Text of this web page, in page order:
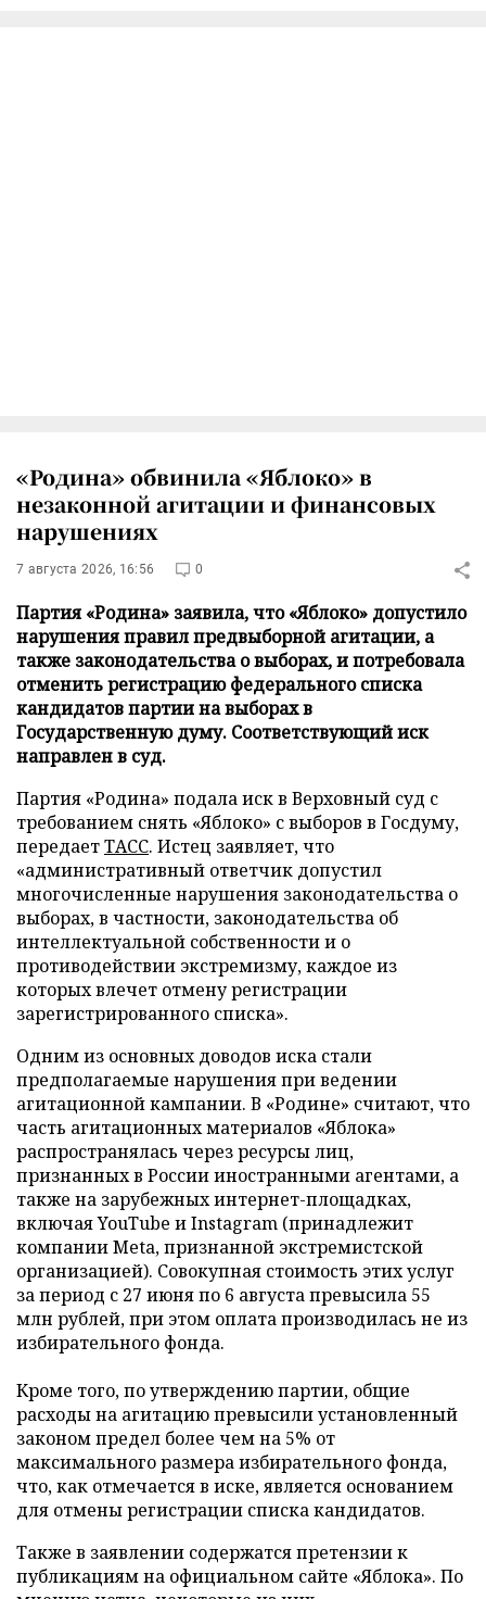
«Родина» обвинила «Яблоко» в
незаконной агитации и финансовых
нарушениях
7 августа 2026, 16:56 0
Партия «Родина» заявила, что «Яблоко» допустило
нарушения правил предвыборной агитации, а
также законодательства о выборах, и потребовала
отменить регистрацию федерального списка
кандидатов партии на выборах в
Государственную думу. Соответствующий иск
направлен в суд.
Партия «Родина» подала иск в Верховный суд с
требованием снять «Яблоко» с выборов в Госдуму,
передаетТАСС. Истец заявляет, что
«административный ответчик допустил
многочисленные нарушения законодательства о
выборах, в частности, законодательства об
интеллектуальной собственности и о
противодействии экстремизму, каждое из
которых влечет отмену регистрации
зарегистрированного списка».
Одним из основных доводов иска стали
предполагаемые нарушения при ведении
агитационной кампании. В «Родине» считают, что
часть агитационных материалов «Яблока»
распространялась через ресурсы лиц,
признанных в России иностранными агентами, а
также на зарубежных интернет-площадках,
включая YouTube и Instagram (принадлежит
компании Meta, признанной экстремистской
организацией). Совокупная стоимость этих услуг
за период с 27 июня по 6 августа превысила 55
млн рублей, при этом оплата производилась не из
избирательного фонда.
Кроме того, по утверждению партии, общие
расходы на агитацию превысили установленный
законом предел более чем на 5% от
максимального размера избирательного фонда,
что, как отмечается в иске, является основанием
для отмены регистрации списка кандидатов.
Также в заявлении содержатся претензии к
публикациям на официальном сайте «Яблока». По